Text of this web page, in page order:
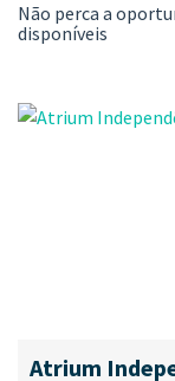
Não perca a
disponíveis
Atrium